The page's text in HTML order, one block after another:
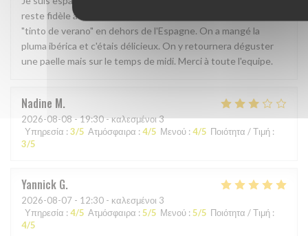
reste fidèle à la cuisine espagnole et j'ai meme pu boire un
"tinto de verano" en dehors de l'Espagne. On a mangé la
pluma ibérica et c'étais délicieux. On y retournera déguster
une paelle mais sur le temps de midi. Merci à toute l'equipe.
Nadine M
2026-08-08 - 19:30 - καλεσμένοι 3
Υπηρεσία : 3/5 Ατμόσφαιρα : 4/5 Μενού : 4/5 Ποιότητα / Τιμή :
3/5
Yannick G
2026-08-07 - 12:30 - καλεσμένοι 3
Υπηρεσία : 4/5 Ατμόσφαιρα : 5/5 Μενού : 5/5 Ποιότητα / Τιμή :
4/5